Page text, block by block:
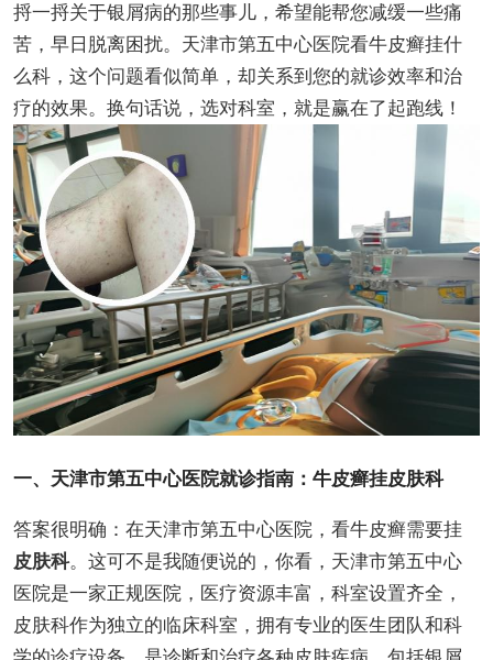
捋一捋关于银屑病的那些事儿，希望能帮您减缓一些痛
苦，早日脱离困扰。天津市第五中心医院看牛皮癣挂什
么科，这个问题看似简单，却关系到您的就诊效率和治
疗的效果。换句话说，选对科室，就是赢在了起跑线！
一、天津市第五中心医院就诊指南：牛皮癣挂皮肤科
答案很明确：在天津市第五中心医院，看牛皮癣需要挂
皮肤科。这可不是我随便说的，你看，天津市第五中心
医院是一家正规医院，医疗资源丰富，科室设置齐全，
皮肤科作为独立的临床科室，拥有专业的医生团队和科